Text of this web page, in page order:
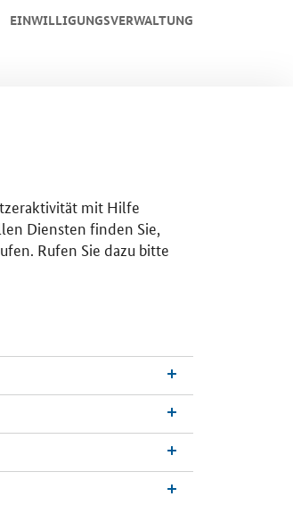
EINWILLIGUNGSVERWALTUNG
mit Hilfe
Diensten finden Sie,
Rufen Sie dazu bitte